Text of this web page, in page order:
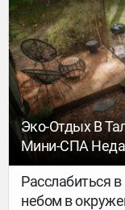
планы россиян,
ресторанах и
а лето
Эко-Отдых В
Мини-СПА
Расслабиться
небом в